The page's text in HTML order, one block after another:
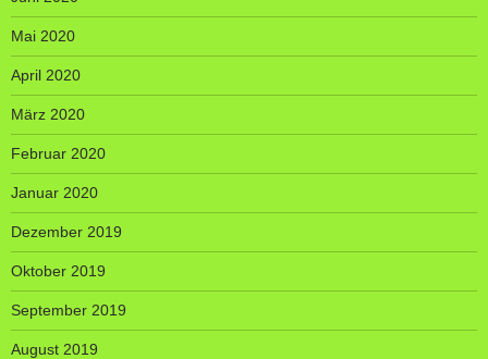
Mai 2020
April 2020
März 2020
Februar 2020
Januar 2020
Dezember 2019
Oktober 2019
September 2019
August 2019